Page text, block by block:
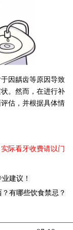
因龋齿等原因导致
。然而，在进行补
估，并根据具体情
际看牙收费请以门
建议！
有哪些饮食禁忌？